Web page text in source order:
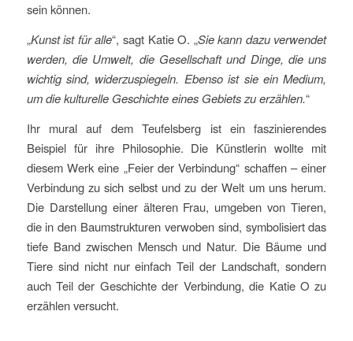
sein können.
„Kunst ist für alle“, sagt Katie O. „Sie kann dazu verwendet
werden, die Umwelt, die Gesellschaft und Dinge, die uns
wichtig sind, widerzuspiegeln. Ebenso ist sie ein Medium,
um die kulturelle Geschichte eines Gebiets zu erzählen.“
Ihr mural auf dem Teufelsberg ist ein faszinierendes
Beispiel für ihre Philosophie. Die Künstlerin wollte mit
diesem Werk eine „Feier der Verbindung“ schaffen – einer
Verbindung zu sich selbst und zu der Welt um uns herum.
Die Darstellung einer älteren Frau, umgeben von Tieren,
die in den Baumstrukturen verwoben sind, symbolisiert das
tiefe Band zwischen Mensch und Natur. Die Bäume und
Tiere sind nicht nur einfach Teil der Landschaft, sondern
auch Teil der Geschichte der Verbindung, die Katie O zu
erzählen versucht.